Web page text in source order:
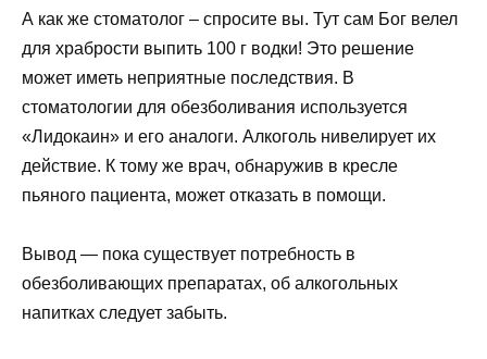
А как же стоматолог – спросите вы. Тут сам Бог велел
для храбрости выпить 100 г водки! Это решение
может иметь неприятные последствия. В
стоматологии для обезболивания используется
«Лидокаин» и его аналоги. Алкоголь нивелирует их
действие. К тому же врач, обнаружив в кресле
пьяного пациента, может отказать в помощи.
Вывод — пока существует потребность в
обезболивающих препаратах, об алкогольных
напитках следует забыть.